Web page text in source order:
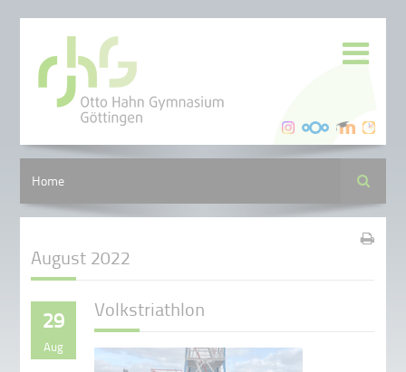
Home Suche
August 2022
29
Aug
Volkstriathlon